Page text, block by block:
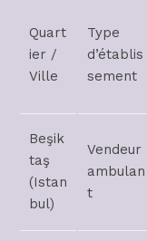
Quart
ier /
Ville
Type
d’établis
sement
Beşik
taş
(Istan
bul)
Vendeur
ambulan
t